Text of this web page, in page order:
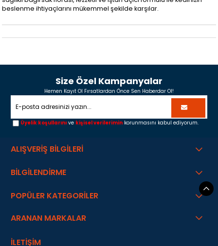
beslenme ihtiyaçlarını mükemmel şekilde karşılar.
Size Özel Kampanyalar
Hemen Kayıt Ol Fırsatlardan Önce Sen Haberdar Ol!
Üyelik koşullarını ve kişisel verilerimin korunmasını kabul ediyorum.
ALIŞVERİŞ BİLGİLERİ
BİLGİLENDİRME
POPÜLER KATEGORİLER
ARANAN MARKALAR
İLETİŞİM